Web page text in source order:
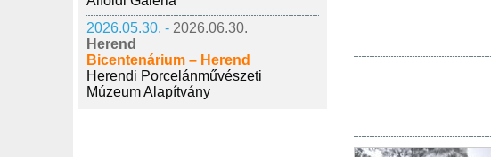
2026.05.30. - 2026.06.30.
Herend
Bicentenárium – Herend
Herendi Porcelánművészeti
Múzeum Alapítvány